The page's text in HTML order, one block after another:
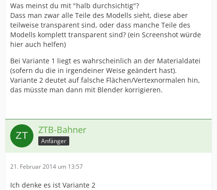
Was meinst du mit "halb durchsichtig"?
Dass man zwar alle Teile des Modells sieht, diese aber
teilweise transparent sind, oder dass manche Teile des
Modells komplett transparent sind? (ein Screenshot würde
hier auch helfen)
Bei Variante 1 liegt es wahrscheinlich an der Materialdatei
(sofern du die in irgendeiner Weise geändert hast).
Variante 2 deutet auf falsche Flächen/Vertexnormalen hin,
das müsste man dann mit Blender korrigieren.
ZTB-Bahner
Anfänger
21. Februar 2014 um 13:57
Ich denke es ist Variante 2